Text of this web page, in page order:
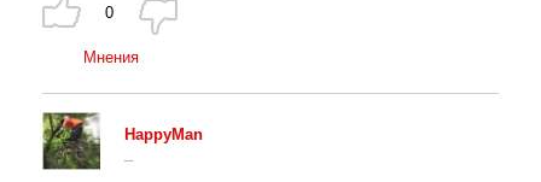
0
Мнения
HappyMan